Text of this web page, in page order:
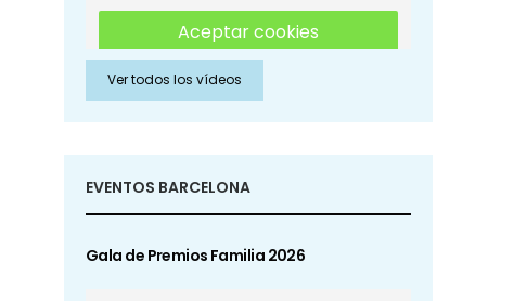
Aceptar cookies
Aceptar cookies de Redes
Sociales
Ver todos los vídeos
EVENTOS BARCELONA
Gala de Premios Familia 2026